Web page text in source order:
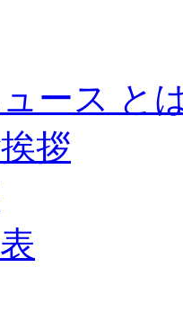
ース と
拶